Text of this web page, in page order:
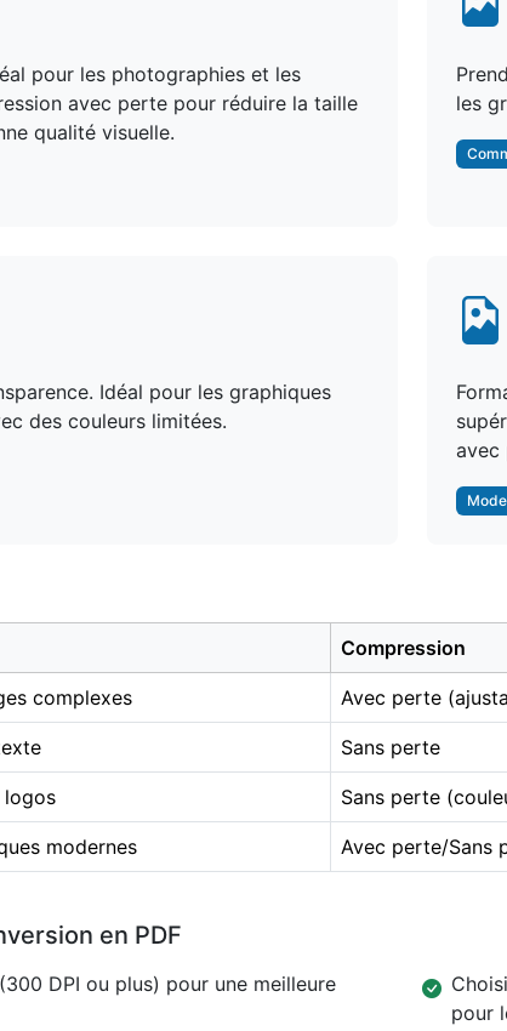
pour les photographies et les
avec perte pour réduire la taille
qualité visuelle.
les
Idéal pour les graphiques
des couleurs limitées.
avec
Compression
complexes Avec perte
Sans perte
logos Sans perte
modernes Avec perte/Sans
en PDF
DPI ou plus) pour une meilleure
pour